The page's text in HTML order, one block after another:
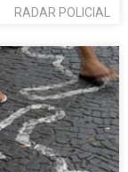
RADAR POLICIAL